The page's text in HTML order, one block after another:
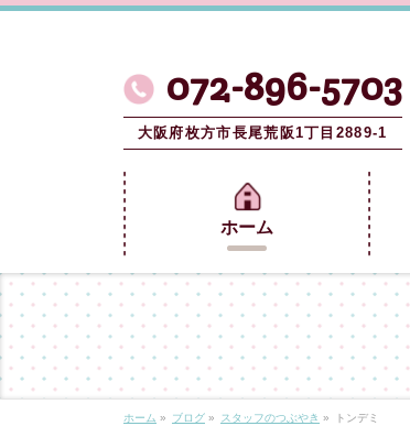
072-896-5703
大阪府枚方市長尾荒阪1丁目2889-1
ホーム
ホーム » ブログ » スタッフのつぶやき » トンデミ